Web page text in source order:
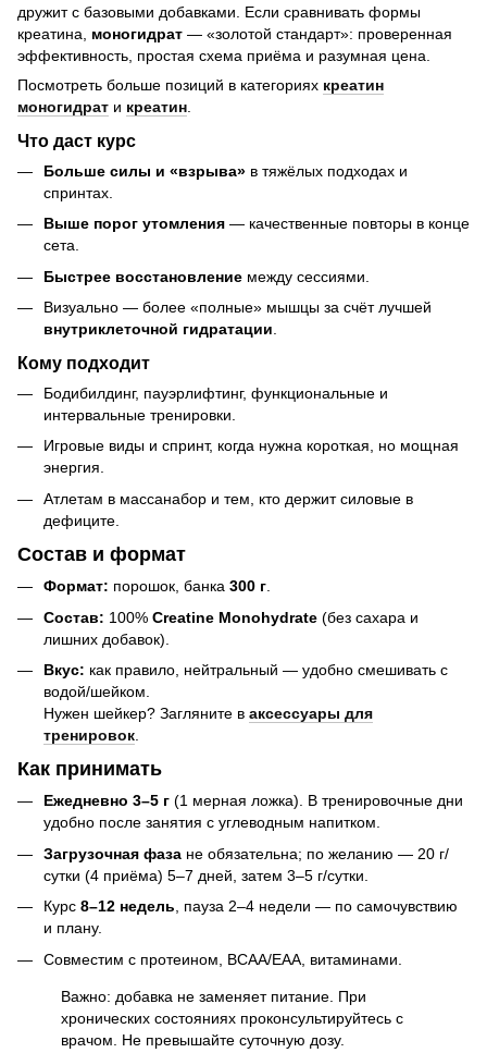
дружит с базовыми добавками. Если сравнивать формы
креатина, моногидрат — «золотой стандарт»: проверенная
эффективность, простая схема приёма и разумная цена.
Посмотреть больше позиций в категориях креатин
моногидрат и креатин
Что даст курс
Больше силы и «взрыва» в тяжёлых подходах и
спринтах.
Выше порог утомления — качественные повторы в конце
сета.
Быстрее восстановление между сессиями.
Визуально — более «полные» мышцы за счёт лучшей
внутриклеточной гидратации
Кому подходит
Бодибилдинг, пауэрлифтинг, функциональные и
интервальные тренировки.
Игровые виды и спринт, когда нужна короткая, но мощная
энергия.
Атлетам в массанабор и тем, кто держит силовые в
дефиците.
Состав и формат
Формат: порошок, банка 300 г
Состав: 100% Creatine Monohydrate (без сахара и
лишних добавок).
Вкус: как правило, нейтральный — удобно смешивать с
водой/шейком.
Нужен шейкер? Загляните в аксессуары для
тренировок
Как принимать
Ежедневно 3–5 г (1 мерная ложка). В тренировочные дни
удобно после занятия с углеводным напитком.
Загрузочная фаза не обязательна; по желанию — 20 г/
сутки (4 приёма) 5–7 дней, затем 3–5 г/сутки.
Курс 8–12 недель, пауза 2–4 недели — по самочувствию
и плану.
Совместим с протеином, BCAA/EAA, витаминами.
Важно: добавка не заменяет питание. При
хронических состояниях проконсультируйтесь с
врачом. Не превышайте суточную дозу.